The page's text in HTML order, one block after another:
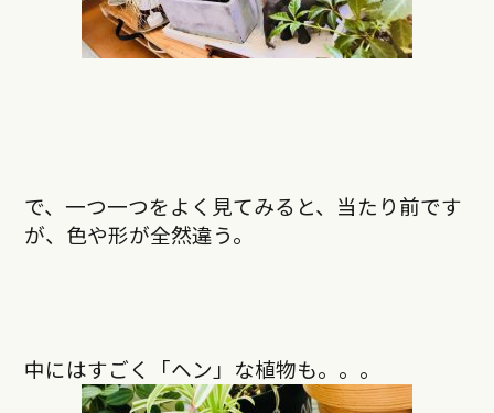
で、一つ一つをよく見てみると、当たり前です
が、色や形が全然違う。
中にはすごく「ヘン」な植物も。。。